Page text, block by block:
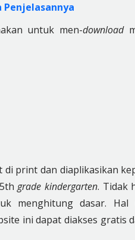
Penjelasannya
untuk men-download
print dan diaplikasikan
5thgrade kindergarten. Tidak
menghitung dasar. Hal
ini dapat diakses gratis